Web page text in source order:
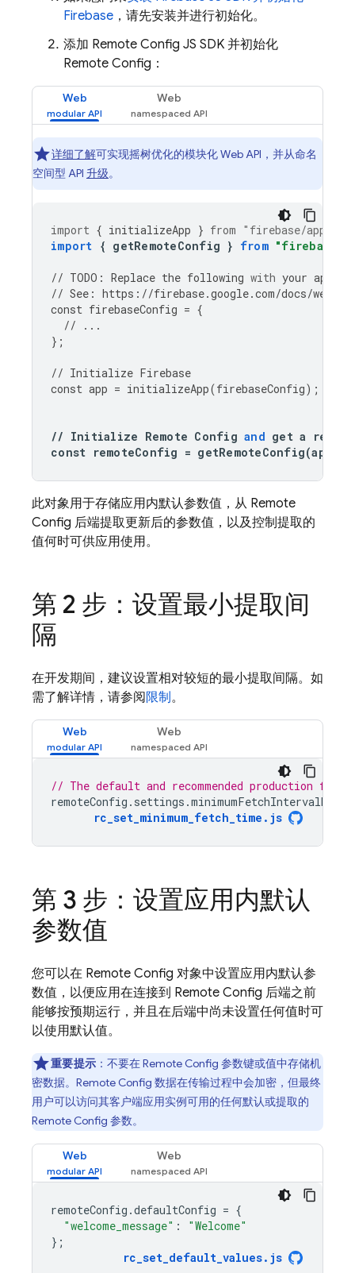
Firebase ，请先安装并进行初始化。
添加 Remote Config JS SDK 并初始化
Remote Config ：
Web Web
详细了解可实现摇树优化的模块化 Web API，并从命名
空间型 API 升级。
import { initializeApp } from "firebase/app"
import { getRemoteConfig } from "firebase/
// TODO : Replace the following with your app
// See : https : //firebase.google.com/docs/web
const firebaseConfig = {
//
...
};
// Initialize Firebase
const app = initializeApp(firebaseConfig);
// Initialize Remote Config and get a
const remoteConfig = getRemoteConfig(app
此对象用于存储应用内默认参数值，从 Remote
Config 后端提取更新后的参数值，以及控制提取的
值何时可供应用使用。
第 2 步：设置最小提取间
隔
在开发期间，建议设置相对较短的最小提取间隔。如
需了解详情，请参阅 限制。
Web Web
// The default and recommended production
remoteConfig . settings .
rc_set_minimum_fetch_time . js
第 3 步：设置应用内默认
参数值
您可以在 Remote Config 对象中设置应用内默认参
数值，以便应用在连接到 Remote Config 后端之前
能够按预期运行，并且在后端中尚未设置任何值时可
以使用默认值。
重要提示 ：不要在Remote Config 参数键或值中存储机
密数据。 Remote Config 数据在传输过程中会加密，但最终
用户可以访问其客户端应用实例可用的任何默认或提取的
Remote Config 参数。
Web Web
remoteConfig .defaultConfig = {
"welcome_message" :
"Welcome"
};
rc_set_default_values. js